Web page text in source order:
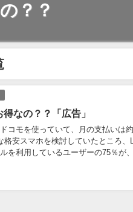
？？
なの？？「広告」
コモを使っていて、月の支払いは
格安スマホを検討していたところ、
を利用しているユーザーの75％が